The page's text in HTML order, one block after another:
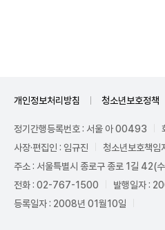
개인정보처리방침 청소년보호정책
정기간행등록번호 : 서울 아 00493
사장·편집인 : 임규진
청소년보호책임
주소 : 서울특별시 종로구 종로 1길 42(
전화 : 02-767-1500
발행일자 :
등록일자 : 2008년 01월10일